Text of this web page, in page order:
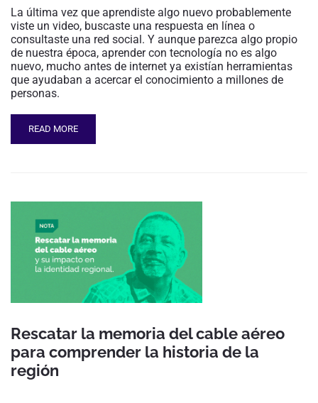
La última vez que aprendiste algo nuevo probablemente
viste un video, buscaste una respuesta en línea o
consultaste una red social. Y aunque parezca algo propio
de nuestra época, aprender con tecnología no es algo
nuevo, mucho antes de internet ya existían herramientas
que ayudaban a acercar el conocimiento a millones de
personas.
READ MORE
Rescatar la memoria del cable aéreo
para comprender la historia de la
región